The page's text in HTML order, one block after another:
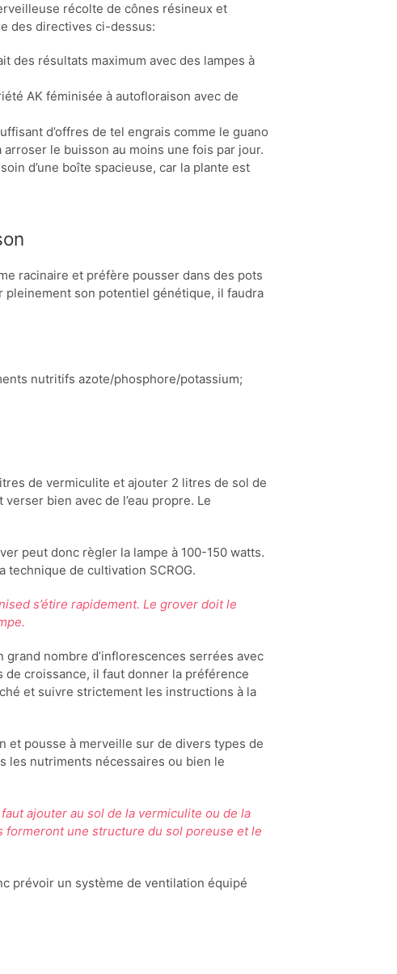
récolte de cônes résineux et
des directives ci-dessus:
des résultats maximum avec des lampes à
AK féminisée à autofloraison avec de
d’offres de tel engrais comme le guano
le buisson au moins une fois par jour.
d’une boîte spacieuse, car la plante est
racinaire et préfère pousser dans des pots
pleinement son potentiel génétique, il faudra
nutritifs azote/phosphore/potassium;
de vermiculite et ajouter 2 litres de sol de
bien avec de l’eau propre. Le
peut donc règler la lampe à 100-150 watts.
technique de cultivation SCROG.
s’étire rapidement. Le grover doit le
grand nombre d’inflorescences serrées avec
croissance, il faut donner la préférence
et suivre strictement les instructions à la
et pousse à merveille sur de divers types de
les nutriments nécessaires ou bien le
ajouter au sol de la vermiculite ou de la
une structure du sol poreuse et le
prévoir un système de ventilation équipé